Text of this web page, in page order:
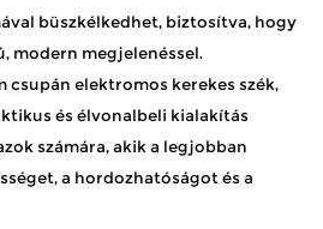
büszkélkedhet, biztosítva, hogy
modern megjelenéssel.
csupán elektromos kerekes szék,
és élvonalbeli kialakítás
számára, akik a legjobban
a hordozhatóságot és a